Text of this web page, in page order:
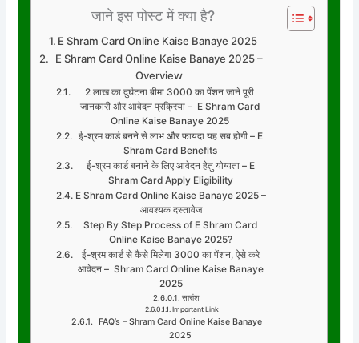
जाने इस पोस्ट में क्या है?
E Shram Card Online Kaise Banaye 2025
E Shram Card Online Kaise Banaye 2025 –
Overview
2 लाख का दुर्घटना बीमा 3000 का पेंशन जाने पूरी
जानकारी और आवेदन प्रक्रिया – E Shram Card
Online Kaise Banaye 2025
ई-श्रम कार्ड बनने से लाभ और फायदा यह सब होगी – E
Shram Card Benefits
ई-श्रम कार्ड बनाने के लिए आवेदन हेतु योग्यता – E
Shram Card Apply Eligibility
E Shram Card Online Kaise Banaye 2025 –
आवश्यक दस्तावेज
Step By Step Process of E Shram Card
Online Kaise Banaye 2025?
ई-श्रम कार्ड से कैसे मिलेगा 3000 का पेंशन, ऐसे करे
आवेदन – Shram Card Online Kaise Banaye
2025
सारांश
Important Link
FAQ’s – Shram Card Online Kaise Banaye
2025